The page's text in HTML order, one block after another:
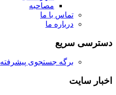
مصاحبه
تماس با ما
درباره ما
دسترسی سریع
برگه جستجوی پیشرفته
اخبار سایت